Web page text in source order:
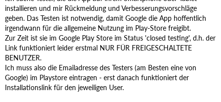
installieren und mir Rückmeldung und Verbesserungsvorschläge
geben. Das Testen ist notwendig, damit Google die App hoffentlich
irgendwann für die allgemeine Nutzung im Play-Store freigibt.
Zur Zeit ist sie im Google Play Store im Status 'closed testing', d.h. der
Link funktioniert leider erstmal NUR FÜR FREIGESCHALTETE
BENUTZER.
Ich muss also die Emailadresse des Testers (am Besten eine von
Google) im Playstore eintragen - erst danach funktioniert der
Installationslink für den jeweiligen User.